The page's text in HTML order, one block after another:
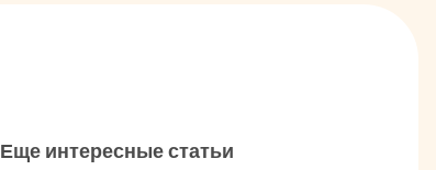
Еще интересные статьи